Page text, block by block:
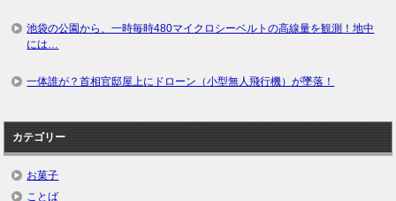
池袋の公園から、一時毎時480マイクロシーベルトの高線量を観測！地中
には…
一体誰が？首相官邸屋上にドローン（小型無人飛行機）が墜落！
カテゴリー
お菓子
ことば